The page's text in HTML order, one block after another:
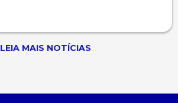
LEIA MAIS NOTÍCIAS